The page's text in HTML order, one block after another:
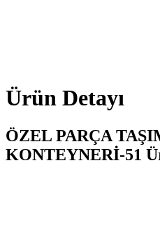
Ürün Detayı
ÖZEL PARÇA
KONTEYNERİ-51